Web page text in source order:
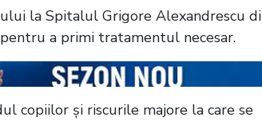
la Spitalul Grigore Alexandrescu
a primi tratamentul necesar.
copiilor și riscurile majore la care se